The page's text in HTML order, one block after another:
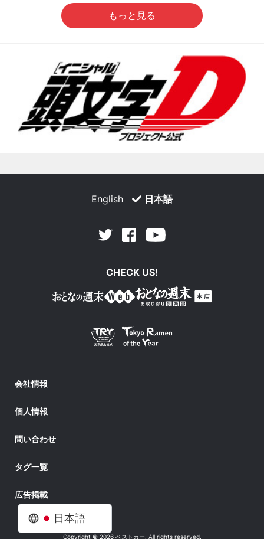
日本語
もっと見る
English 日本語
Twitter Facebook
CHECK US!
会社情報
個人情報
問い合わせ
タグ一覧
広告掲載
Copyright © 2026 ベストカー. All rights reserved.